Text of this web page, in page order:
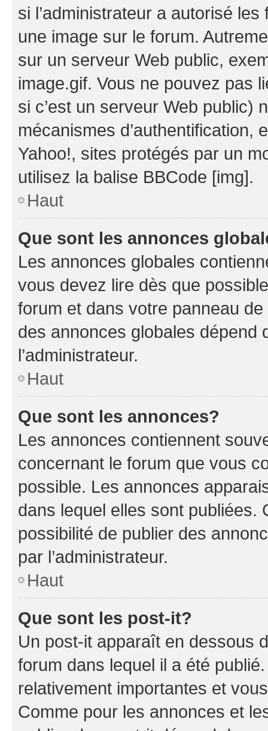
si l’administrateur a autorisé
une image sur le forum.
sur un serveur Web public,
image.gif. Vous ne pouvez pas
si c’est un serveur Web public)
mécanismes d’authentification,
Yahoo!, sites protégés par un
utilisez la balise BBCode [img].
Haut
Que sont les annonces
Les annonces globales
vous devez lire dès que
forum et dans votre panneau
des annonces globales dépend
l’administrateur.
Haut
Que sont les annonces?
Les annonces contiennent
concernant le forum que vous
possible. Les annonces
dans lequel elles sont publiées.
possibilité de publier des
par l’administrateur.
Haut
Que sont les post-it?
Un post-it apparaît en dessous
forum dans lequel il a été
relativement importantes et
Comme pour les annonces et